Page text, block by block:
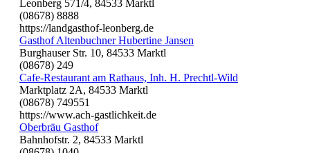
Leonberg 571/4, 84533 Marktl
(08678) 8888
https://landgasthof-leonberg.de
Gasthof Altenbuchner Hubertine Jansen
Burghauser Str. 10, 84533 Marktl
(08678) 249
Cafe-Restaurant am Rathaus, Inh. H. Prechtl-Wild
Marktplatz 2A, 84533 Marktl
(08678) 749551
https://www.ach-gastlichkeit.de
Oberbräu Gasthof
Bahnhofstr. 2, 84533 Marktl